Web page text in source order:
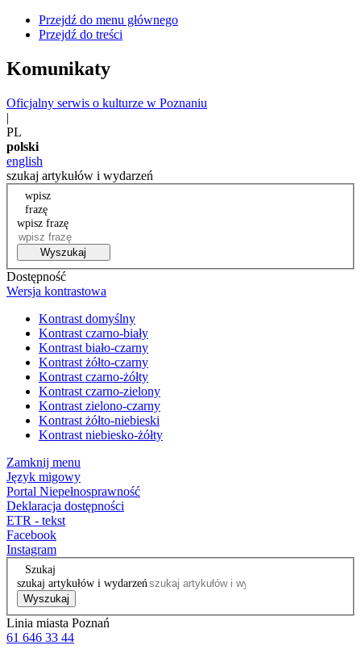
Przejdź do menu głównego
Przejdź do treści
Komunikaty
Oficjalny serwis o kulturze w Poznaniu
|
PL
polski
english
szukaj artykułów i wydarzeń
wpisz
frazę
wpisz frazę
Wyszukaj
Dostępność
Wersja kontrastowa
Kontrast domyślny
Kontrast czarno-biały
Kontrast biało-czarny
Kontrast żółto-czarny
Kontrast czarno-żółty
Kontrast czarno-zielony
Kontrast zielono-czarny
Kontrast żółto-niebieski
Kontrast niebiesko-żółty
Zamknij menu
Język migowy
Portal Niepełnosprawność
Deklaracja dostępności
ETR - tekst
Facebook
Instagram
Szukaj
szukaj artykułów i wydarzeń
Wyszukaj
Linia miasta Poznań
61 646 33 44